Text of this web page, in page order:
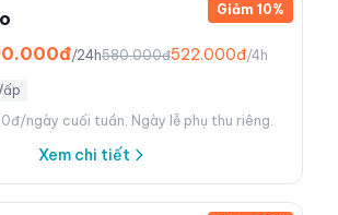
Giảm 10%
/24h580.000đ522.000đ/4h
ngày cuối tuần. Ngày lễ phụ thu riêng.
Xem chi tiết